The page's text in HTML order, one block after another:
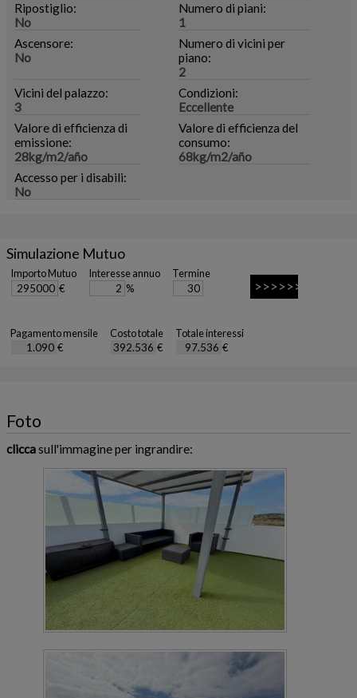
Ripostiglio:
No
Numero di piani:
1
Ascensore:
No
Numero di vicini per
piano:
2
Vicini del palazzo:
3
Condizioni:
Eccellente
Valore di efficienza di
emissione:
28kg/m2/año
Valore di efficienza del
consumo:
68kg/m2/año
Accesso per i disabili:
No
Simulazione Mutuo
Importo Mutuo
€
Interesse annuo
%
Termine
Pagamento mensile
€
Costo totale
€
Totale interessi
€
Foto
cliccasull'immagine per ingrandire: